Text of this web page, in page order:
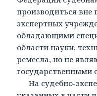
производиться вне
экспертных
обладающими
области науки,
ремесла, но не
государственными
На судебно-